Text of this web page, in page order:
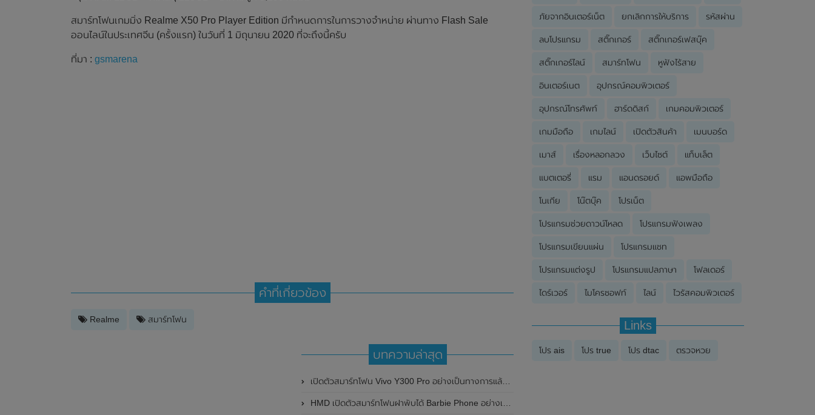
สมาร์ทโฟนเกมมิ่ง Realme X50 Pro Player Edition มีกำหนดการในการวางจำหน่าย ผ่านทาง Flash Sale
ออนไลน์ในประเทศจีน (ครั้งแรก) ในวันที่ 1 มิถุนายน 2020 ที่จะถึงนี้ครับ
ที่มา : gsmarena
คำที่เกี่ยวข้อง
Realme สมาร์ทโฟน
บทความล่าสุด
เปิดตัวสมาร์ทโฟน Vivo Y300 Pro อย่างเป็นทางการแล้วในประเทศจีน มาพร้อมดีไซน์พรีเมี่ยม ทนทาน และแบตเตอรี่สุดอึดขนาดใหญ่ 6,500mAh พร้อมรองรับการชาร์จไว 80W
HMD เปิดตัวสมาร์ทโฟนฝาพับได้ Barbie Phone อย่างเป็นทางการแล้ว มาพร้อมธีมสีชมพูสดใส
ภัยจากอินเตอร์เน็ต ยกเลิกการให้บริการ รหัสผ่าน
ลบโปรแกรม สติ๊กเกอร์ สติ๊กเกอร์เฟสบุ๊ค
สติ๊กเกอร์ไลน์ สมาร์ทโฟน หูฟังไร้สาย
อินเตอร์เนต อุปกรณ์คอมพิวเตอร์
อุปกรณ์โทรศัพท์ ฮาร์ดดิสก์ เกมคอมพิวเตอร์
เกมมือถือ เกมไลน์ เปิดตัวสินค้า เมนบอร์ด
เมาส์ เรื่องหลอกลวง เว็บไซต์ แท็บเล็ต
แบตเตอรี่ แรม แอนดรอยด์ แอพมือถือ
โนเกีย โน๊ตบุ๊ค โปรเน็ต
โปรแกรมช่วยดาวน์โหลด โปรแกรมฟังเพลง
โปรแกรมเขียนแผ่น โปรแกรมแชท
โปรแกรมแต่งรูป โปรแกรมแปลภาษา โฟลเดอร์
ไดร์เวอร์ ไมโครซอฟท์ ไลน์ ไวรัสคอมพิวเตอร์
Links
โปร ais โปร true โปร dtac ตรวจหวย